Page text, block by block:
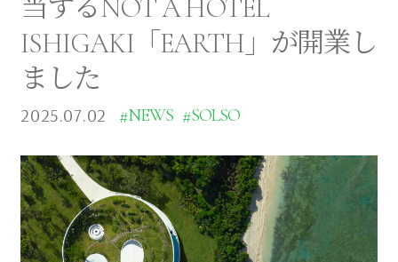
News
Company
Contact
当するNOT A HOTEL
ISHIGAKI「EARTH」が開業し
ました
2025.07.02 #NEWS #SOLSO